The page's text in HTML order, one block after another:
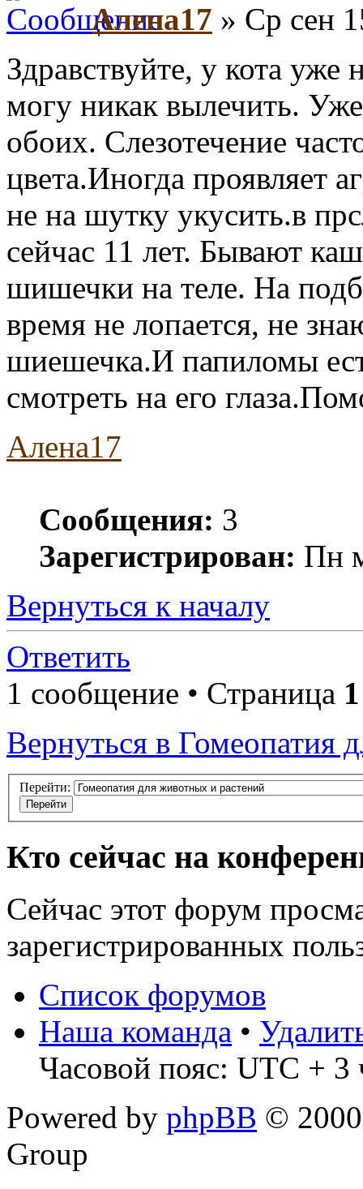
Алена17 » Ср сен
Здравствуйте, у кота уже
могу никак вылечить.
обоих. Слезотечение
цвета.Иногда проявляет
не на шутку укусить.в
сейчас 11 лет. Бывают
шишечки на теле. На
время не лопается, не
шиешечка.И папиломы
смотреть на его
Алена17
Сообщения: 3
Зарегистрирован: Пн
Вернуться к началу
Ответить
1 сообщение • Страница 1
Вернуться в Гомеопатия
Перейти:
Кто сейчас на
Сейчас этот форум
зарегистрированных
Список форумов
Наша команда •
Часовой пояс: UTC + 3
Powered by phpBB ©
Group